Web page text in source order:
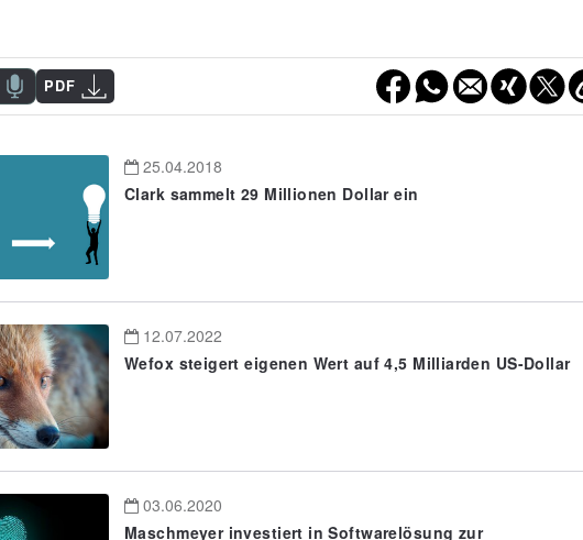
PDF
25.04.2018
Clark sammelt 29 Millionen Dollar ein
12.07.2022
Wefox steigert eigenen Wert auf 4,5 Milliarden US-Dollar
03.06.2020
Maschmeyer investiert in Softwarelösung zur